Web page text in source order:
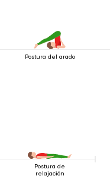
Postura del arado
Postura de
relajación